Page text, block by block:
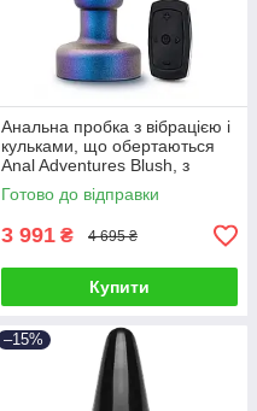
Анальна пробка з вібрацією і
кульками, що обертаються
Anal Adventures Blush, з
пультом, силіконова
Готово до відправки
3 991 ₴ 4 695 ₴
Купити
–15%